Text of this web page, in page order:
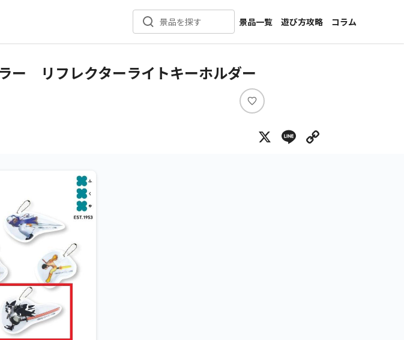
景品を探す
景品一覧
新着景品
カテゴリ一覧
メーカー一覧
遊び方攻略
コラム
インタビュー
ー リフレクターライトキーホルダー
い
ね
X Line